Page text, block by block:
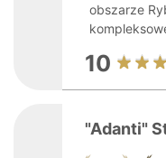
obszarze
10
"Adanti"